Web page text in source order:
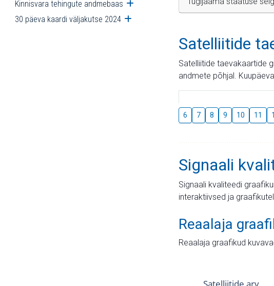
Kinnisvara tehingute andmebaas Ava alammenüü
30 päeva kaardi väljakutse 2024 Ava alammenüü
Satelliitide
Satelliitide taevakaartide
andmete põhjal.
6 7 8 9 10 11
Signaali
Signaali kvaliteedi
interaktiivsed ja
Reaalaja
Reaalaja graafikud